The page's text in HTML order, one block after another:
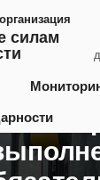
силам